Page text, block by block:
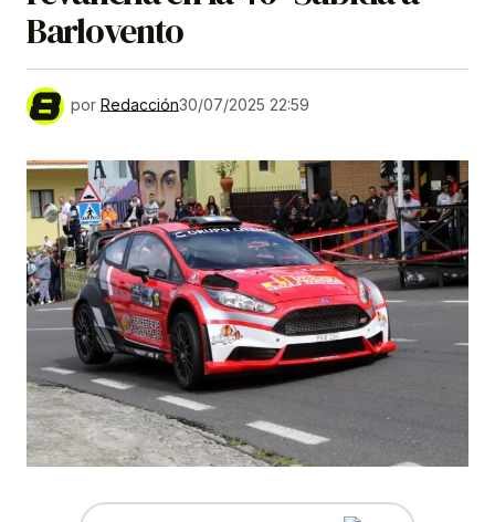
Barlovento
por Redacción30/07/2025 22:59